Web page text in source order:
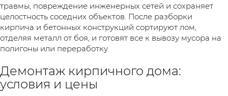
травмы, повреждение инженерных сетей и сохраняет
целостность соседних объектов. После разборки
кирпича и бетонных конструкций сортируют лом,
отделяя металл от боя, и готовят все к вывозу мусора на
полигоны или переработку.
Демонтаж кирпичного дома:
условия и цены